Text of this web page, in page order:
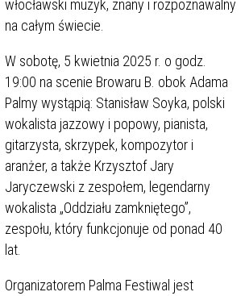
włocławski muzyk, znany i rozpoznawalny
na całym świecie.
W sobotę, 5 kwietnia 2025 r. o godz.
19:00 na scenie Browaru B. obok Adama
Palmy wystąpią: Stanisław Soyka, polski
wokalista jazzowy i popowy, pianista,
gitarzysta, skrzypek, kompozytor i
aranżer, a także Krzysztof Jary
Jaryczewski z zespołem, legendarny
wokalista „Oddziału zamkniętego”,
zespołu, który funkcjonuje od ponad 40
lat.
Organizatorem Palma Festiwal jest